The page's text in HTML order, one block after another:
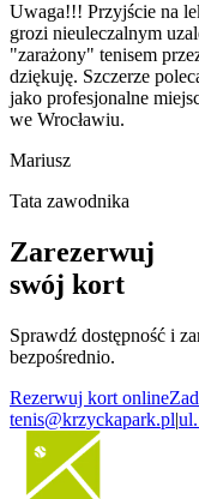
Uwaga!!! Przyjście na
grozi nieuleczalnym
"zarażony" tenisem
dziękuję. Szczerze
jako profesjonalne
we Wrocławiu.
Mariusz
Tata zawodnika
Zarezerwuj
swój kort
Sprawdź dostępność i
bezpośrednio.
Rezerwuj kort online
tenis@krzyckapark.pl|